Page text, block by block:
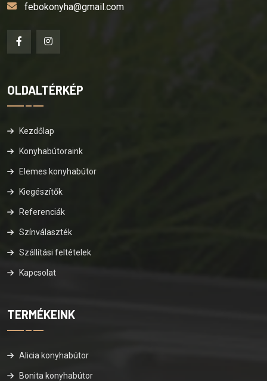
febokonyha@gmail.com
OLDALTÉRKÉP
Kezdőlap
Konyhabútoraink
Elemes konyhabútor
Kiegészítők
Referenciák
Színválaszték
Szállítási feltételek
Kapcsolat
TERMÉKEINK
Alicia konyhabútor
Bonita konyhabútor